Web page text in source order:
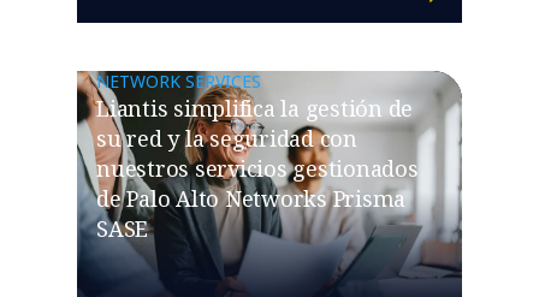
NETWORK SERVICES
Liantis simplifica la gestión de
su red y la seguridad con
nuestros servicios gestionados
de Palo Alto Networks Prisma
SASE